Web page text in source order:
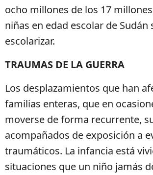
ocho millones de los 17
niñas en edad escolar de Sudán
escolarizar.
TRAUMAS DE LA GUERRA
Los desplazamientos que han
familias enteras, que en
moverse de forma recurrente,
acompañados de exposición a
traumáticos. La infancia está
situaciones que un niño jamás